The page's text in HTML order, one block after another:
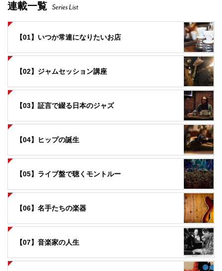
連載一覧 Series List
【01】いつか常連になりたいお店
【02】ジャムセッション講座
【03】証言で綴る日本のジャズ
【04】ヒップの誕生
【05】ライブ盤で聴くモントルー
【06】名手たちの楽器
【07】音楽家の人生